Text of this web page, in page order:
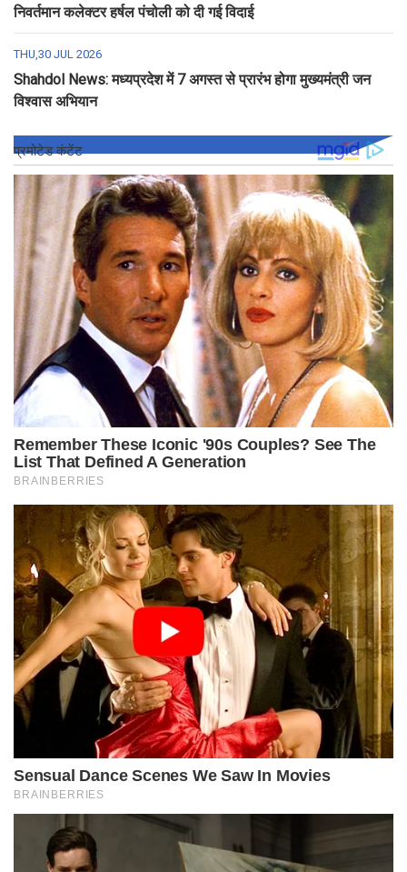
निवर्तमान कलेक्टर हर्षल पंचोली को दी गई विदाई
THU,30 JUL 2026
Shahdol News: मध्यप्रदेश में 7 अगस्त से प्रारंभ होगा मुख्यमंत्री जन
विश्वास अभियान